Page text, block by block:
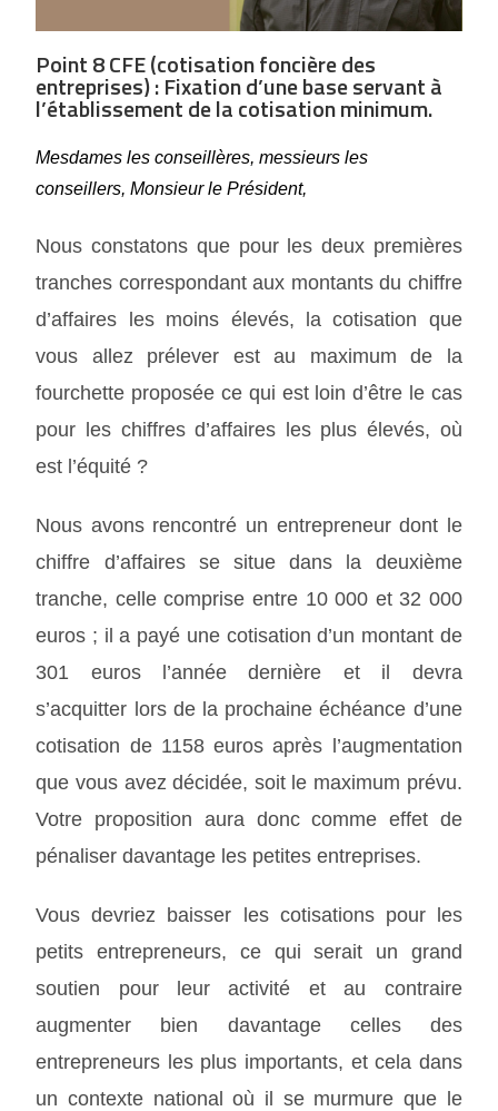
Point 8 CFE (cotisation foncière des
entreprises) : Fixation d’une base servant à
l’établissement de la cotisation minimum.
Mesdames les conseillères, messieurs les
conseillers, Monsieur le Président,
Nous constatons que pour les deux premières
tranches correspondant aux montants du chiffre
d’affaires les moins élevés, la cotisation que
vous allez prélever est au maximum de la
fourchette proposée ce qui est loin d’être le cas
pour les chiffres d’affaires les plus élevés, où
est l’équité ?
Nous avons rencontré un entrepreneur dont le
chiffre d’affaires se situe dans la deuxième
tranche, celle comprise entre 10 000 et 32 000
euros ; il a payé une cotisation d’un montant de
301 euros l’année dernière et il devra
s’acquitter lors de la prochaine échéance d’une
cotisation de 1158 euros après l’augmentation
que vous avez décidée, soit le maximum prévu.
Votre proposition aura donc comme effet de
pénaliser davantage les petites entreprises.
Vous devriez baisser les cotisations pour les
petits entrepreneurs, ce qui serait un grand
soutien pour leur activité et au contraire
augmenter bien davantage celles des
entrepreneurs les plus importants, et cela dans
un contexte national où il se murmure que le